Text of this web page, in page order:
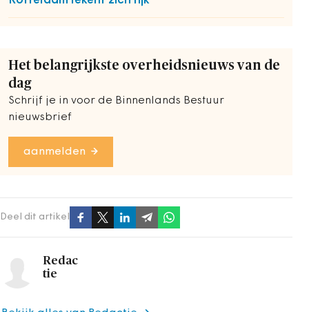
Het belangrijkste overheidsnieuws van de
dag
Schrijf je in voor de Binnenlands Bestuur
nieuwsbrief
aanmelden
Deel dit artikel
Redac
tie